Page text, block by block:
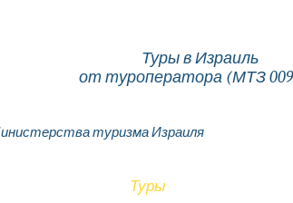
туризма Израиля
Туры в Израиль
от туроператора (МТЗ
Туры